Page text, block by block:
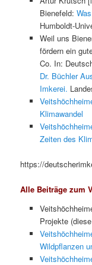
Bienefeld:
Humboldt-
Weil uns
fördern ein
Co. In:
Dr. Büchler
Imkerei.
Klimawandel
Zeiten des
https://
Alle Beiträge zum
Projekte
Wildpflanzen